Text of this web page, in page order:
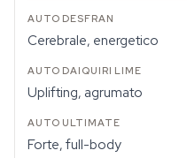
Cerebrale, energetico
Uplifting, agrumato
Forte, full-body